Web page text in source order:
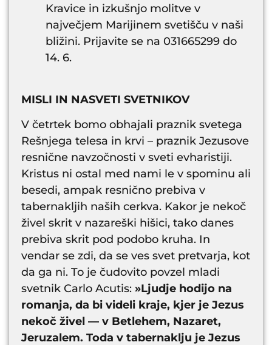
Kravice in izkušnjo molitve v
največjem Marijinem svetišču v naši
bližini. Prijavite se na 031665299 do
14. 6.
MISLI IN NASVETI SVETNIKOV
V četrtek bomo obhajali praznik svetega
Rešnjega telesa in krvi – praznik Jezusove
resnične navzočnosti v sveti evharistiji.
Kristus ni ostal med nami le v spominu ali
besedi, ampak resnično prebiva v
tabernakljih naših cerkva. Kakor je nekoč
živel skrit v nazareški hišici, tako danes
prebiva skrit pod podobo kruha. In
vendar se zdi, da se ves svet pretvarja, kot
da ga ni. To je čudovito povzel mladi
svetnik Carlo Acutis: »Ljudje hodijo na
romanja, da bi videli kraje, kjer je Jezus
nekoč živel — v Betlehem, Nazaret,
Jeruzalem. Toda v tabernaklju je Jezus